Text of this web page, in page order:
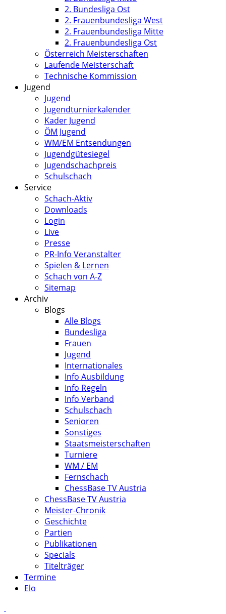
2. Bundesliga Ost
2. Frauenbundesliga West
2. Frauenbundesliga Mitte
2. Frauenbundesliga Ost
Österreich Meisterschaften
Laufende Meisterschaft
Technische Kommission
Jugend
Jugend
Jugendturnierkalender
Kader Jugend
ÖM Jugend
WM/EM Entsendungen
Jugendgütesiegel
Jugendschachpreis
Schulschach
Service
Schach-Aktiv
Downloads
Login
Live
Presse
PR-Info Veranstalter
Spielen & Lernen
Schach von A-Z
Sitemap
Archiv
Blogs
Alle Blogs
Bundesliga
Frauen
Jugend
Internationales
Info Ausbildung
Info Regeln
Info Verband
Schulschach
Senioren
Sonstiges
Staatsmeisterschaften
Turniere
WM / EM
Fernschach
ChessBase TV Austria
ChessBase TV Austria
Meister-Chronik
Geschichte
Partien
Publikationen
Specials
Titelträger
Termine
Elo